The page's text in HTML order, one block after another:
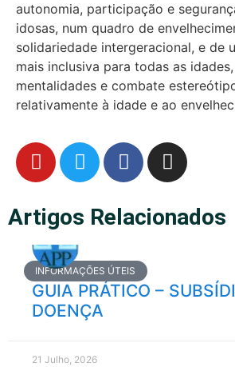
autonomia, participação e
idosas, num quadro de
solidariedade intergeracional, e de
mais inclusiva para todas as
mentalidades e combate
relativamente à idade e ao
Artigos Relacionados
INFORMAÇÕES ÚTEIS
GUIA PRÁTICO –
DOENÇA
21 Julho, 2026